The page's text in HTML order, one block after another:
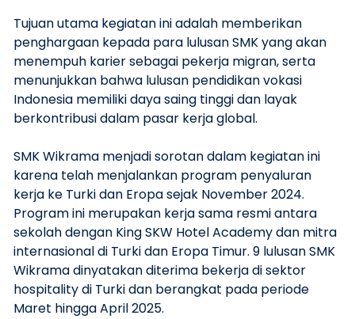
Tujuan utama kegiatan ini adalah memberikan
penghargaan kepada para lulusan SMK yang akan
menempuh karier sebagai pekerja migran, serta
menunjukkan bahwa lulusan pendidikan vokasi
Indonesia memiliki daya saing tinggi dan layak
berkontribusi dalam pasar kerja global.
SMK Wikrama menjadi sorotan dalam kegiatan ini
karena telah menjalankan program penyaluran
kerja ke Turki dan Eropa sejak November 2024.
Program ini merupakan kerja sama resmi antara
sekolah dengan King SKW Hotel Academy dan mitra
internasional di Turki dan Eropa Timur. 9 lulusan SMK
Wikrama dinyatakan diterima bekerja di sektor
hospitality di Turki dan berangkat pada periode
Maret hingga April 2025.